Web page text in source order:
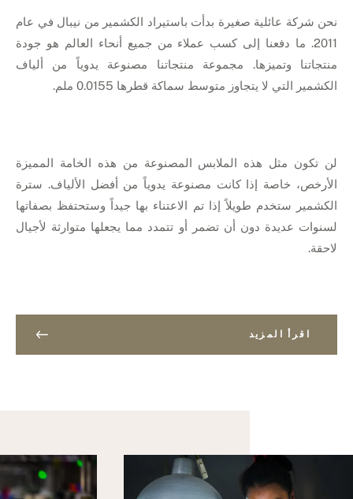
نحن شركة عائلية صغيرة بدأت باستيراد الكشمير من نيبال في عام
2011. ما دفعنا إلى كسب عملاء من جميع أنحاء العالم هو جودة
منتجاتنا وتميزها. مجموعة منتجاتنا مصنوعة يدوياً من ألياف
الكشمير التي لا يتجاوز متوسط سماكة قطرها 0.0155 ملم.
لن تكون مثل هذه الملابس المصنوعة من هذه الخامة المميزة
الأرخص، خاصة إذا كانت مصنوعة يدوياً من أفضل الألياف. سترة
الكشمير ستخدم طويلاً إذا تم الاعتناء بها جيداً وستحتفظ بصفاتها
لسنوات عديدة دون أن تضمر أو تتمدد مما يجعلها متوارثة لأجيال
لاحقة.
اقرأ المزيد